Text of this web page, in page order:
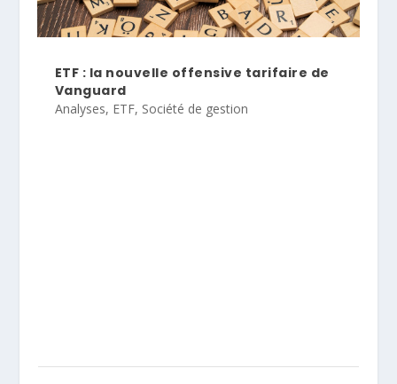
ETF : la nouvelle offensive tarifaire de
Vanguard
Analyses, ETF, Société de gestion